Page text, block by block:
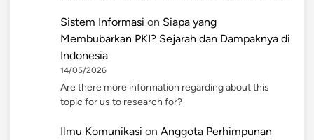
Sistem Informasi on Siapa yang
Membubarkan PKI? Sejarah dan Dampaknya di
Indonesia
14/05/2026
Are there more information regarding about this
topic for us to research for?
Ilmu Komunikasi on Anggota Perhimpunan